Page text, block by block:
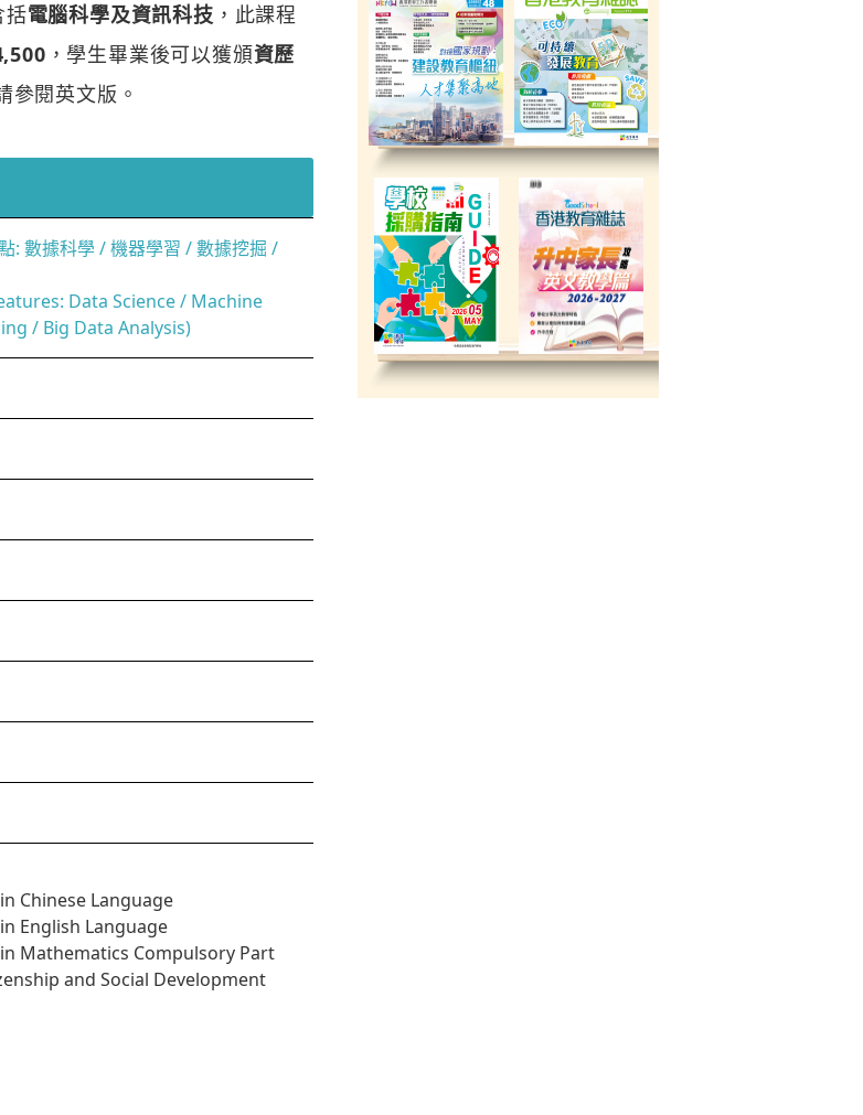
括電腦科學及資訊科技 ，此課程
，學生畢業後可以獲頒資歷
參閱英文版。
: 數據科學 / 機器學習 / 數據挖掘 /
Data Science / Machine
/ Big Data Analysis)
Chinese Language
English Language
Mathematics Compulsory Part
and Social Development